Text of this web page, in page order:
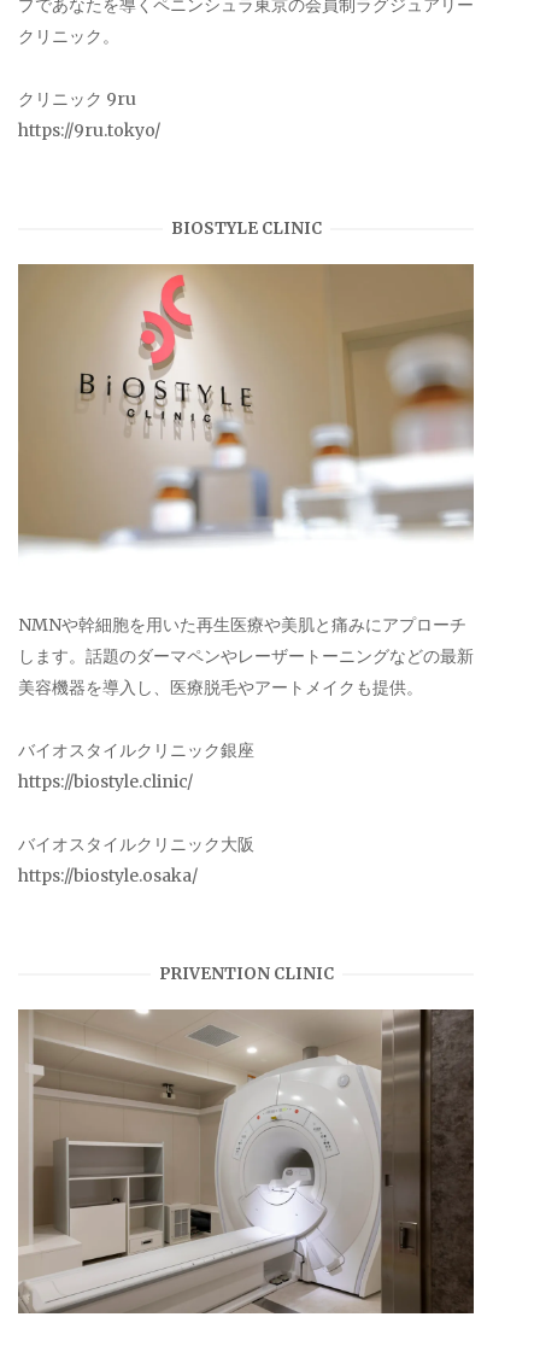
プであなたを導くペニンシュラ東京の会員制ラグジュアリー
クリニック。
クリニック 9ru
https://9ru.tokyo/
BIOSTYLE CLINIC
NMNや幹細胞を用いた再生医療や美肌と痛みにアプローチ
します。話題のダーマペンやレーザートーニングなどの最新
美容機器を導入し、医療脱毛やアートメイクも提供。
バイオスタイルクリニック銀座
https://biostyle.clinic/
バイオスタイルクリニック大阪
https://biostyle.osaka/
PRIVENTION CLINIC